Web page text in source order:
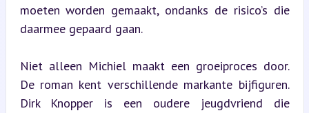
moeten worden gemaakt, ondanks de risico’s die
daarmee gepaard gaan.
Niet alleen Michiel maakt een groeiproces door.
De roman kent verschillende markante bijfiguren.
Dirk Knopper is een oudere jeugdvriend die